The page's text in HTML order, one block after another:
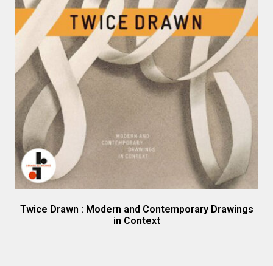
Twice Drawn : Modern and Contemporary Drawings
in Context